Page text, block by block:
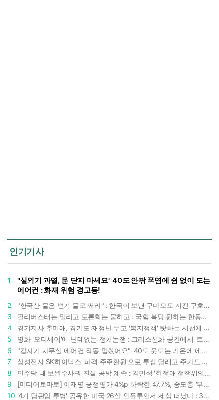
인기기사
1
"실외기 과열, 문 닫지 마세요" 40도 안팎 폭염에 쉼 없이 도는
에어컨 : 화재 위험 경고등!
2
"한국산 물은 변기 물로 써라" : 한국이 보낸 구마모토 지진 구호품에 한 일본인의 '어처구니 없는' 반응
3
필리버스터는 밀리고 토론회는 묻히고 : 국힘 복당 원하는 한동훈, '검사 정치'의 한계만 드러내나
4
경기지사 추미애, 경기도 재정난 두고 '복지정책' 탓하는 시선에 정면 반박 : "고령자와 아이 인구 급증"
5
영화 '오디세이'에 난데없는 정치논쟁 : 그리스신화 공간에서 '트럼프 전쟁의 참혹함'이 보인다
6
"갑자기 사무실 에어컨 작동 멈췄어요", 40도 웃도는 기온에 에어컨도 숨이 찬다
7
삼성전자 SK하이닉스 '파격 주주환원'으로 투심 달래고 주가도 받칠까, 100조 넘는 추가 배당 재원에 쏠리는 눈
8
민주당 내 보완수사권 진실 공방 계속 : 김민석 '한정애 정책위의장' 발언 근거로 내세우자 사무총장 지낸 조승래 반박
9
[미디어토마토] 이재명 긍정평가 4%p 하락한 47.7%, 중도층 '부정 49.7% vs 긍정 42.9%'
10
'4기 담관암 투병' 공유한 미국 26살 인플루언서 세상 떠났다 : 3년간 보여준 희망과 용기